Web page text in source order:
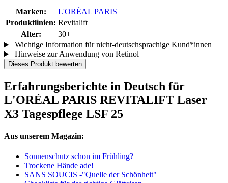
Marken:
L'ORÉAL PARIS
Produktlinien: Revitalift
Alter:
30+
Wichtige Information für nicht-deutschsprachige Kund*innen
Hinweise zur Anwendung von Retinol
Dieses Produkt bewerten
Erfahrungsberichte in Deutsch für
L'ORÉAL PARIS REVITALIFT Laser
X3 Tagespflege LSF 25
Aus unserem Magazin:
Sonnenschutz schon im Frühling?
Trockene Hände ade!
SANS SOUCIS -"Quelle der Schönheit"